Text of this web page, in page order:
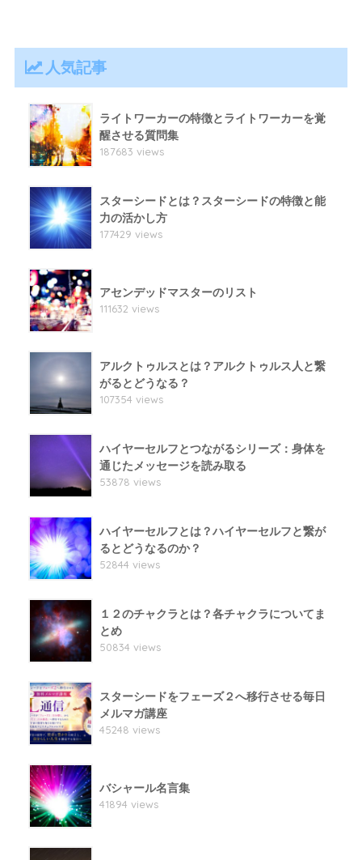
人気記事
ライトワーカーの特徴とライトワーカーを覚
醒させる質問集
187683 views
スターシードとは？スターシードの特徴と能
力の活かし方
177429 views
アセンデッドマスターのリスト
111632 views
アルクトゥルスとは？アルクトゥルス人と繋
がるとどうなる？
107354 views
ハイヤーセルフとつながるシリーズ：身体を
通じたメッセージを読み取る
53878 views
ハイヤーセルフとは？ハイヤーセルフと繋が
るとどうなるのか？
52844 views
１２のチャクラとは？各チャクラについてま
とめ
50834 views
スターシードをフェーズ２へ移行させる毎日
メルマガ講座
45248 views
バシャール名言集
41894 views